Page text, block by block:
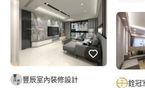
豐辰室內裝修設計 銓冠